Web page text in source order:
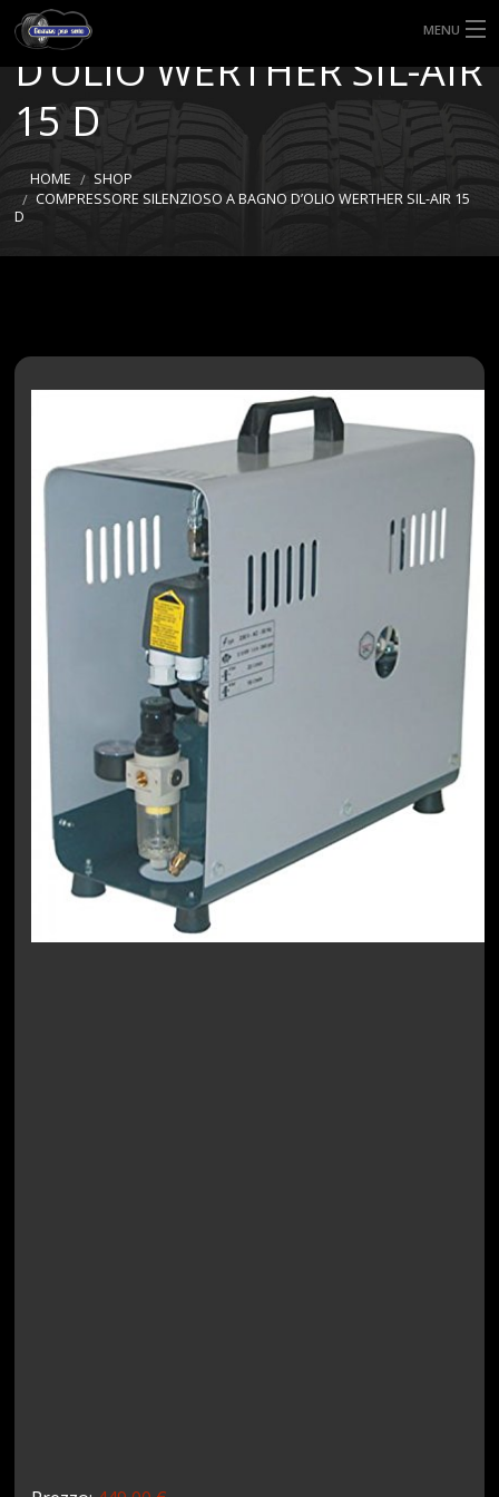
MENU
HOME
TIPI DI GOMME
MISURE GOMME
SILENZIOSO A BAGNO
D’OLIO WERTHER SIL-AIR
15 D
HOME
SHOP
COMPRESSORE SILENZIOSO A BAGNO D’OLIO WERTHER SIL-AIR 15
D